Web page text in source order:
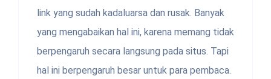
link yang sudah kadaluarsa dan rusak. Banyak
yang mengabaikan hal ini, karena memang tidak
berpengaruh secara langsung pada situs. Tapi
hal ini berpengaruh besar untuk para pembaca.